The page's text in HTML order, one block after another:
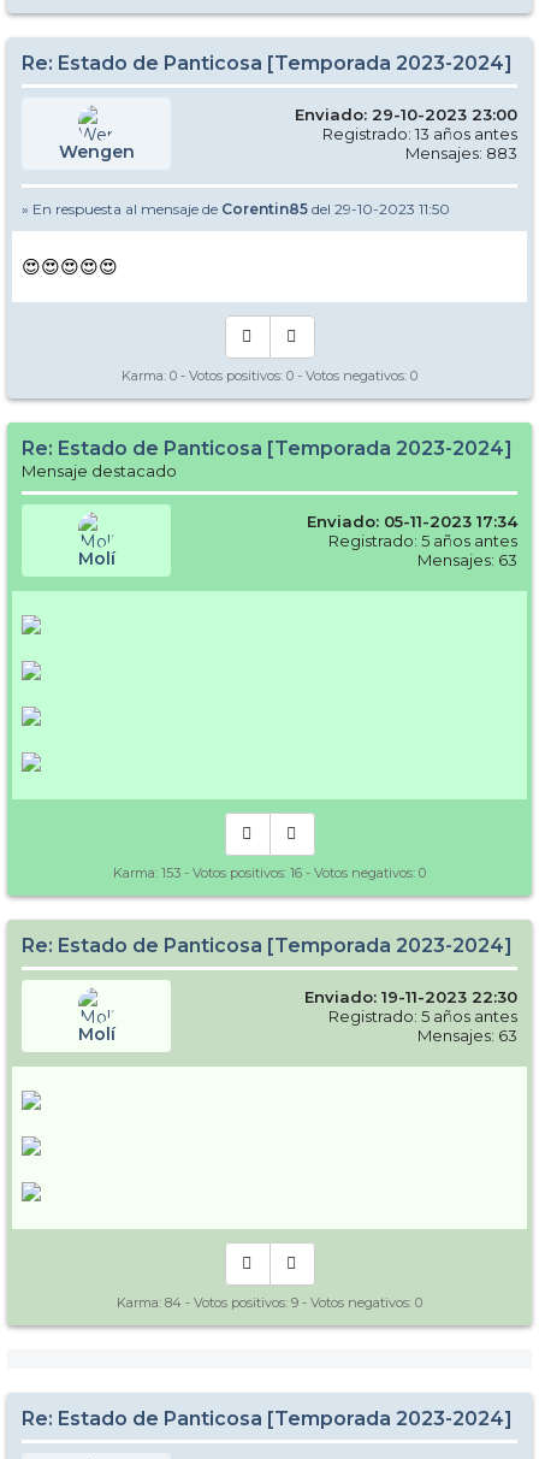
Re: Estado de Panticosa [Temporada 2023-2024]
Wengen
Enviado: 29-10-2023 23:00
Registrado: 13 años antes
Mensajes: 883
» En respuesta al mensaje de Corentin85 del 29-10-2023 11:50
😍😍😍😍😍
Karma: 0 - Votos positivos: 0 - Votos negativos: 0
Re: Estado de Panticosa [Temporada 2023-2024]
Mensaje destacado
Molí
Enviado: 05-11-2023 17:34
Registrado: 5 años antes
Mensajes: 63
Karma: 153 - Votos positivos: 16 - Votos negativos: 0
Re: Estado de Panticosa [Temporada 2023-2024]
Molí
Enviado: 19-11-2023 22:30
Registrado: 5 años antes
Mensajes: 63
Karma: 84 - Votos positivos: 9 - Votos negativos: 0
Re: Estado de Panticosa [Temporada 2023-2024]